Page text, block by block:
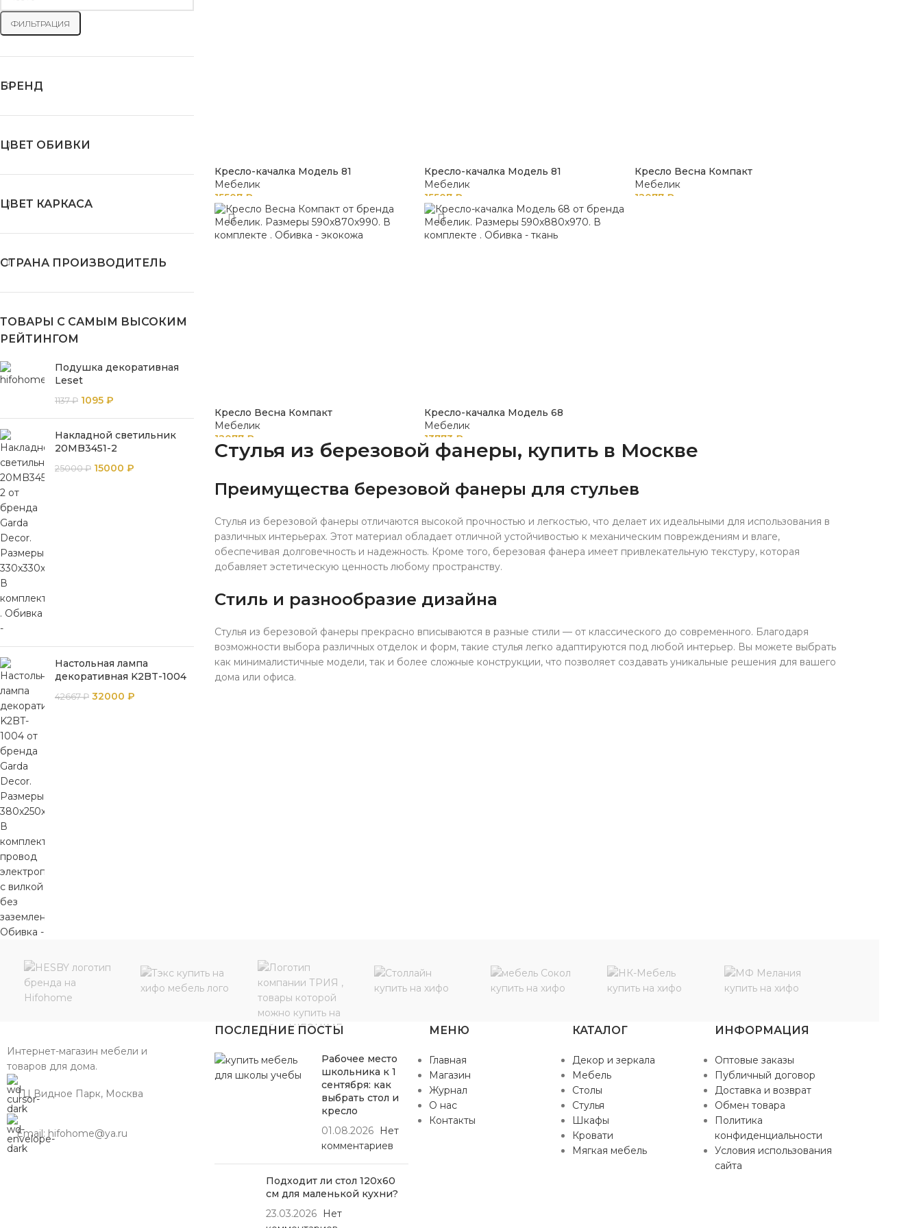
ФИЛЬТРАЦИЯ
БРЕНД
ЦВЕТ ОБИВКИ
ЦВЕТ КАРКАСА
СТРАНА ПРОИЗВОДИТЕЛЬ
ТОВАРЫ С САМЫМ ВЫСОКИМ
РЕЙТИНГОМ
Подушка декоративная
Leset
1137₽ 1095 ₽
Накладной светильник
20MB3451-2
25000₽ 15000 ₽
Настольная лампа
декоративная K2BT-1004
42667₽ 32000 ₽
Кресло-качалка Модель 81
Мебелик
15507 ₽
Кресло-качалка Модель 81
Мебелик
15507 ₽
Кресло Весна Компакт
Мебелик
12077 ₽
Кресло Весна Компакт
Мебелик
12077 ₽
Кресло-качалка Модель 68
Мебелик
13773 ₽
Стулья из березовой фанеры, купить в Москве
Преимущества березовой фанеры для стульев
Стулья из березовой фанеры отличаются высокой прочностью и легкостью, что делает их идеальными для использования в
различных интерьерах. Этот материал обладает отличной устойчивостью к механическим повреждениям и влаге,
обеспечивая долговечность и надежность. Кроме того, березовая фанера имеет привлекательную текстуру, которая
добавляет эстетическую ценность любому пространству.
Стиль и разнообразие дизайна
Стулья из березовой фанеры прекрасно вписываются в разные стили — от классического до современного. Благодаря
возможности выбора различных отделок и форм, такие стулья легко адаптируются под любой интерьер. Вы можете выбрать
как минималистичные модели, так и более сложные конструкции, что позволяет создавать уникальные решения для вашего
дома или офиса.
Интернет-магазин мебели и
товаров для дома.
ТЦ Видное Парк, Москва
Email: hifohome@ya.ru
ПОСЛЕДНИЕ ПОСТЫ
Рабочее место
школьника к 1
сентября: как
выбрать стол и
кресло
01.08.2026
Нет
комментариев
Подходит ли стол 120х60
см для маленькой кухни?
23.03.2026
Нет
МЕНЮ
Главная
Магазин
Журнал
О нас
Контакты
КАТАЛОГ
Декор и зеркала
Мебель
Столы
Стулья
Шкафы
Кровати
Мягкая мебель
ИНФОРМАЦИЯ
Оптовые заказы
Публичный договор
Доставка и возврат
Обмен товара
Политика
конфиденциальности
Условия использования
сайта